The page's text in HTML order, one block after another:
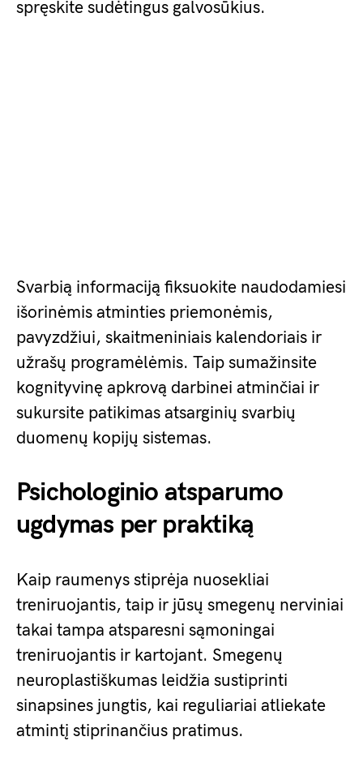
spręskite sudėtingus galvosūkius.
Svarbią informaciją fiksuokite naudodamiesi
išorinėmis atminties priemonėmis,
pavyzdžiui, skaitmeniniais kalendoriais ir
užrašų programėlėmis. Taip sumažinsite
kognityvinę apkrovą darbinei atminčiai ir
sukursite patikimas atsarginių svarbių
duomenų kopijų sistemas.
Psichologinio atsparumo
ugdymas per praktiką
Kaip raumenys stiprėja nuosekliai
treniruojantis, taip ir jūsų smegenų nerviniai
takai tampa atsparesni sąmoningai
treniruojantis ir kartojant. Smegenų
neuroplastiškumas leidžia sustiprinti
sinapsines jungtis, kai reguliariai atliekate
atmintį stiprinančius pratimus.